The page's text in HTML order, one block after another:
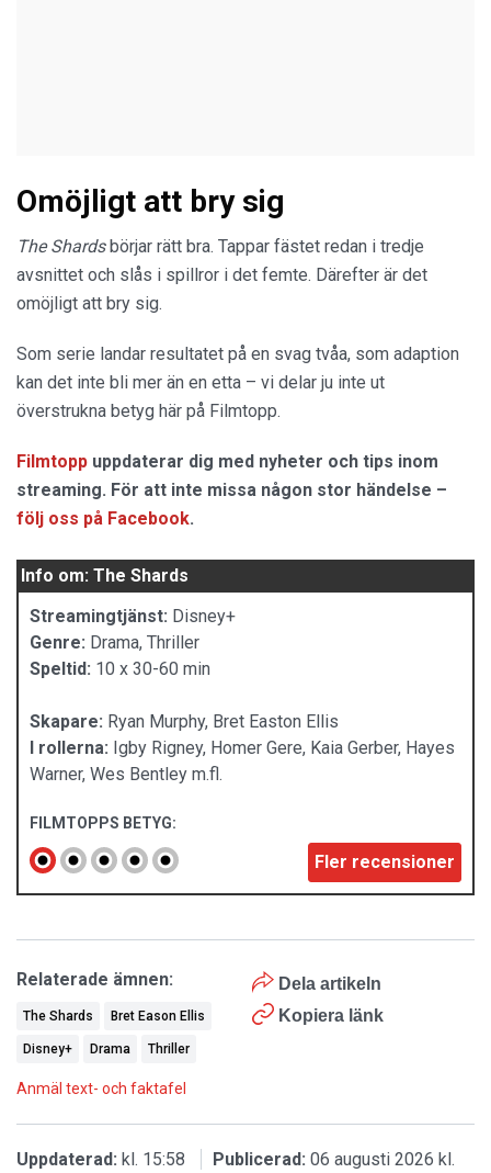
Omöjligt att bry sig
The Shardsbörjar rätt bra. Tappar fästet redan i tredje
avsnittet och slås i spillror i det femte. Därefter är det
omöjligt att bry sig.
Som serie landar resultatet på en svag tvåa, som adaption
kan det inte bli mer än en etta – vi delar ju inte ut
överstrukna betyg här på Filmtopp.
Filmtopp uppdaterar dig med nyheter och tips inom
streaming. För att inte missa någon stor händelse –
följ oss på Facebook.
Info om: The Shards
Streamingtjänst: Disney+
Genre: Drama, Thriller
Speltid: 10 x 30-60 min
Skapare: Ryan Murphy, Bret Easton Ellis
I rollerna: Igby Rigney, Homer Gere, Kaia Gerber, Hayes
Warner, Wes Bentley m.fl.
FILMTOPPS BETYG:
Fler recensioner
Dela artikeln
Kopiera länk
Relaterade ämnen:
The Shards Bret Eason Ellis
Disney+ Drama Thriller
Anmäl text- och faktafel
Uppdaterad: kl. 15:58 Publicerad: 06 augusti 2026 kl.